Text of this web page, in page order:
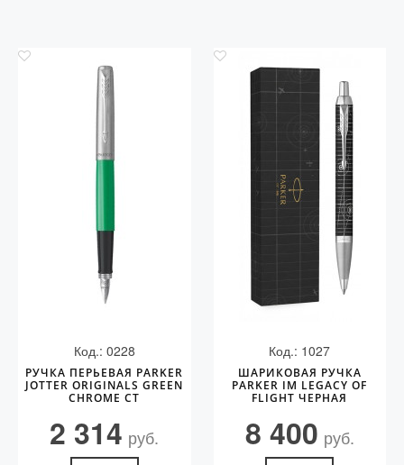
Код.: 0228
РУЧКА ПЕРЬЕВАЯ PARKER
JOTTER ORIGINALS GREEN
CHROME CT
2 314 руб.
Код.: 1027
ШАРИКОВАЯ РУЧКА
PARKER IM LEGACY OF
FLIGHT ЧЕРНАЯ
8 400 руб.